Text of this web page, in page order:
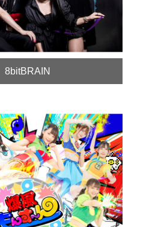
8bitBRAIN